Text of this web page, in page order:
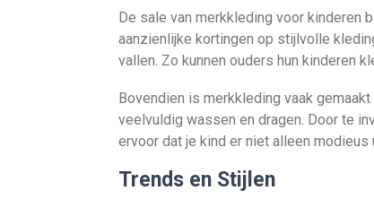
De sale van merkkleding voor kinderen
aanzienlijke kortingen op stijlvolle
vallen. Zo kunnen ouders hun kinderen
Bovendien is merkkleding vaak
veelvuldig wassen en dragen. Door te
ervoor dat je kind er niet alleen
Trends en Stijlen